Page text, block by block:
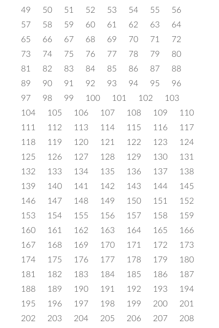
49
50 51 52 53 54 55
56
57
58 59 60 61 62 63
64
65
66 67 68 69 70 71
72
73
74 75 76 77 78 79
80
81
82 83 84 85 86 87
88
89
90 91 92 93 94 95
96
97
98 99 100 101 102
103
104
105 106 107 108 109
110
111
112 113 114 115 116
117
118
119 120 121 122 123
124
125
126 127 128 129 130
131
132
133 134 135 136 137
138
139
140 141 142 143 144
145
146
147 148 149 150 151
152
153
154 155 156 157 158
159
160
161 162 163 164 165
166
167
168 169 170 171 172
173
174
175 176 177 178 179
180
181
182 183 184 185 186
187
188
189 190 191 192 193
194
195
196 197 198 199 200
201
202
203 204 205 206 207
208